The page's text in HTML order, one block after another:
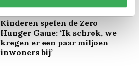
Achtergrond
Kinderen spelen de Zero
Hunger Game: ‘Ik schrok, we
kregen er een paar miljoen
inwoners bij’